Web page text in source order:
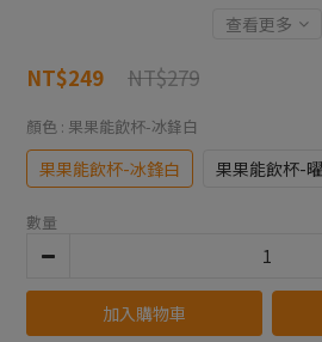
查看更多
NT$279
NT$249
顏色 : 果果能飲杯-冰鋒白
果果能飲杯-冰鋒白 果果能飲杯-
數量
加入購物車